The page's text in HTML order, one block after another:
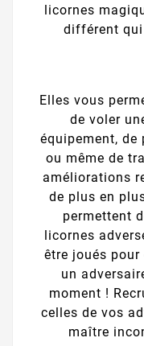
licornes
différent
Elles vous
de voler
équipement, de
ou même de
améliorations
de plus en
permettent
licornes
être joués
un
moment !
celles de vos
maître